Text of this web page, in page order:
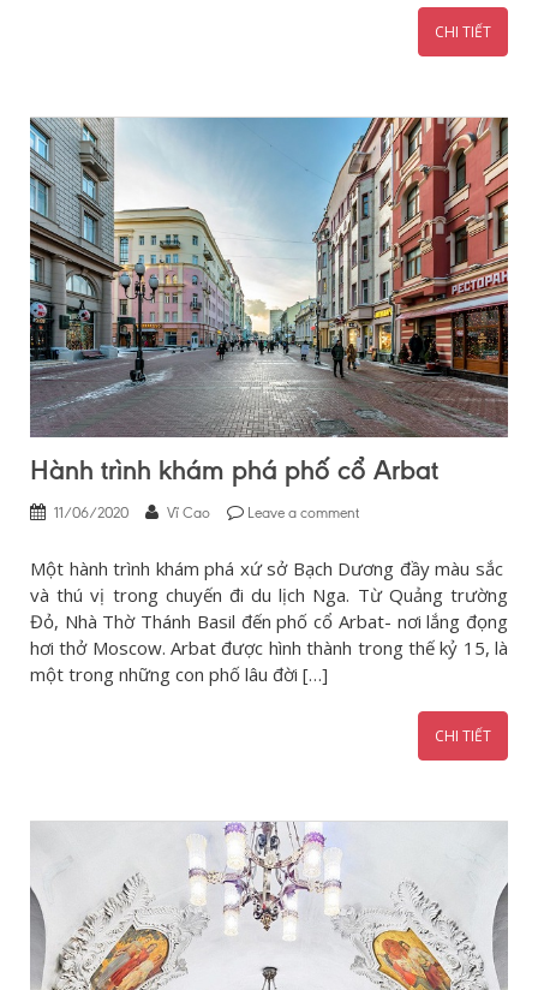
CHI TIẾT
Hành trình khám phá phố cổ Arbat
11/06/2020 Vĩ Cao Leave a comment
Một hành trình khám phá xứ sở Bạch Dương đầy màu sắc
và thú vị trong chuyến đi du lịch Nga. Từ Quảng trường
Đỏ, Nhà Thờ Thánh Basil đến phố cổ Arbat- nơi lắng đọng
hơi thở Moscow. Arbat được hình thành trong thế kỷ 15, là
một trong những con phố lâu đời […]
CHI TIẾT